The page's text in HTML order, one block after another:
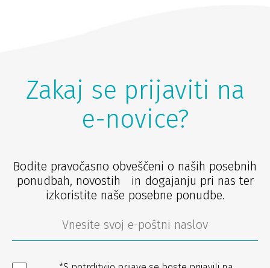
Zakaj se prijaviti na
e-novice?
Bodite pravočasno obveščeni o naših posebnih
ponudbah, novostih in dogajanju pri nas ter
izkoristite naše posebne ponudbe.